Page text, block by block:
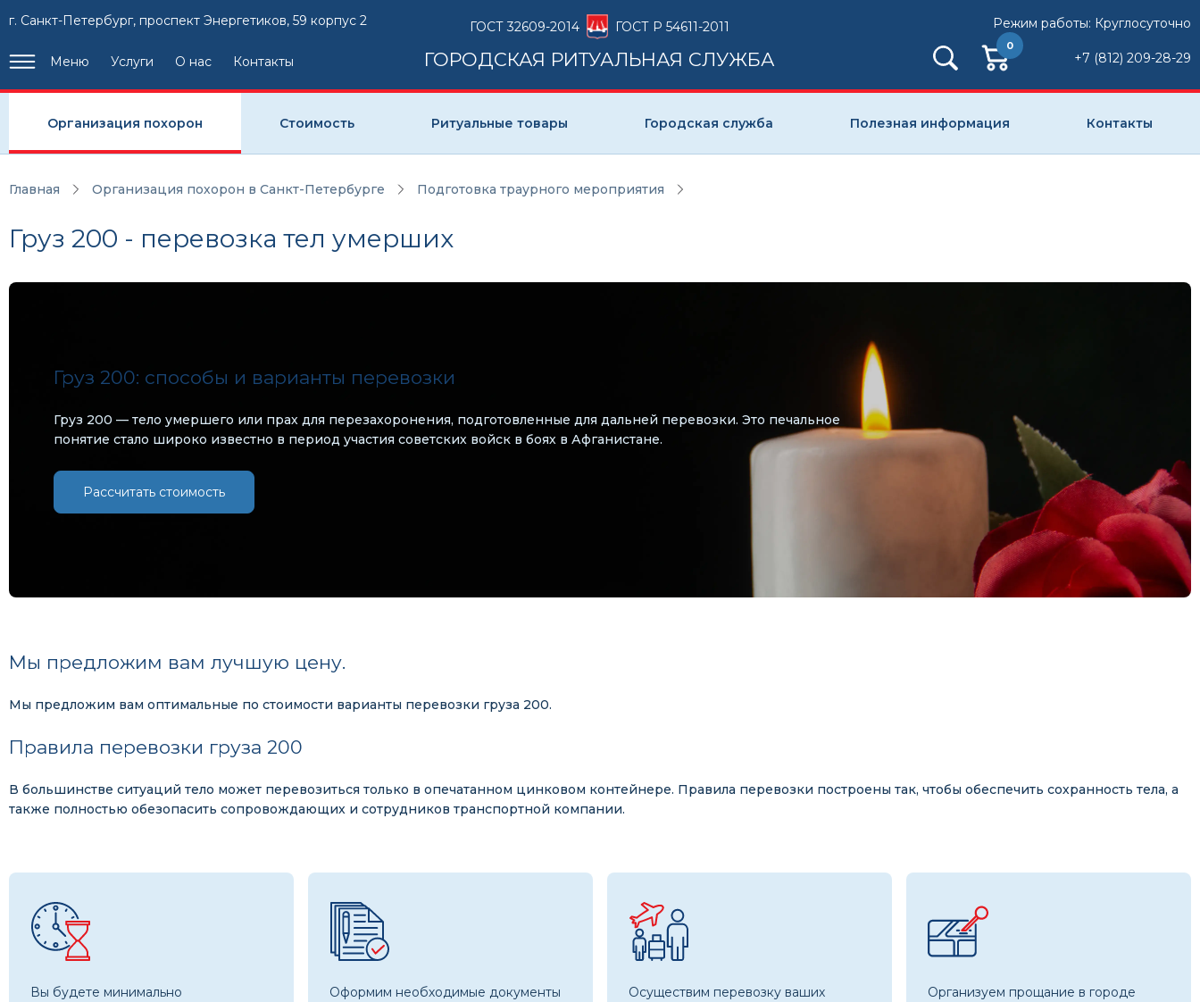
г. Санкт-Петербург, проспект Энергетиков, 59 корпус 2
Меню Услуги О нас Контакты
ГОСТ 32609-2014 ГОСТ Р 54611-2011
ГОРОДСКАЯ РИТУАЛЬНАЯ СЛУЖБА
Режим работы: Круглосуточно
0
+7 (812) 209-28-29
Организация похорон Стоимость Ритуальные товары Городская служба Полезная информация Контакты
Главная Организация похорон в Санкт-Петербурге Подготовка траурного мероприятия
Груз 200 - перевозка тел умерших
Груз 200: способы и варианты перевозки
Груз 200 — тело умершего или прах для перезахоронения, подготовленные для дальней перевозки. Это печальное
понятие стало широко известно в период участия советских войск в боях в Афганистане.
Рассчитать стоимость
Мы предложим вам лучшую цену.
Мы предложим вам оптимальные по стоимости варианты перевозки груза 200.
Правила перевозки груза 200
В большинстве ситуаций тело может перевозиться только в опечатанном цинковом контейнере. Правила перевозки построены так, чтобы обеспечить сохранность тела, а
также полностью обезопасить сопровождающих и сотрудников транспортной компании.
Вы будете минимально
Оформим необходимые документы
Осуществим перевозку ваших
Организуем прощание в городе